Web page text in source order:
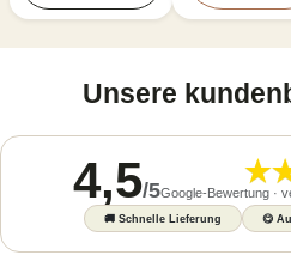
Unsere
4,5/5Google-Bewertung ·
🚚 Schnelle Lieferung 😋